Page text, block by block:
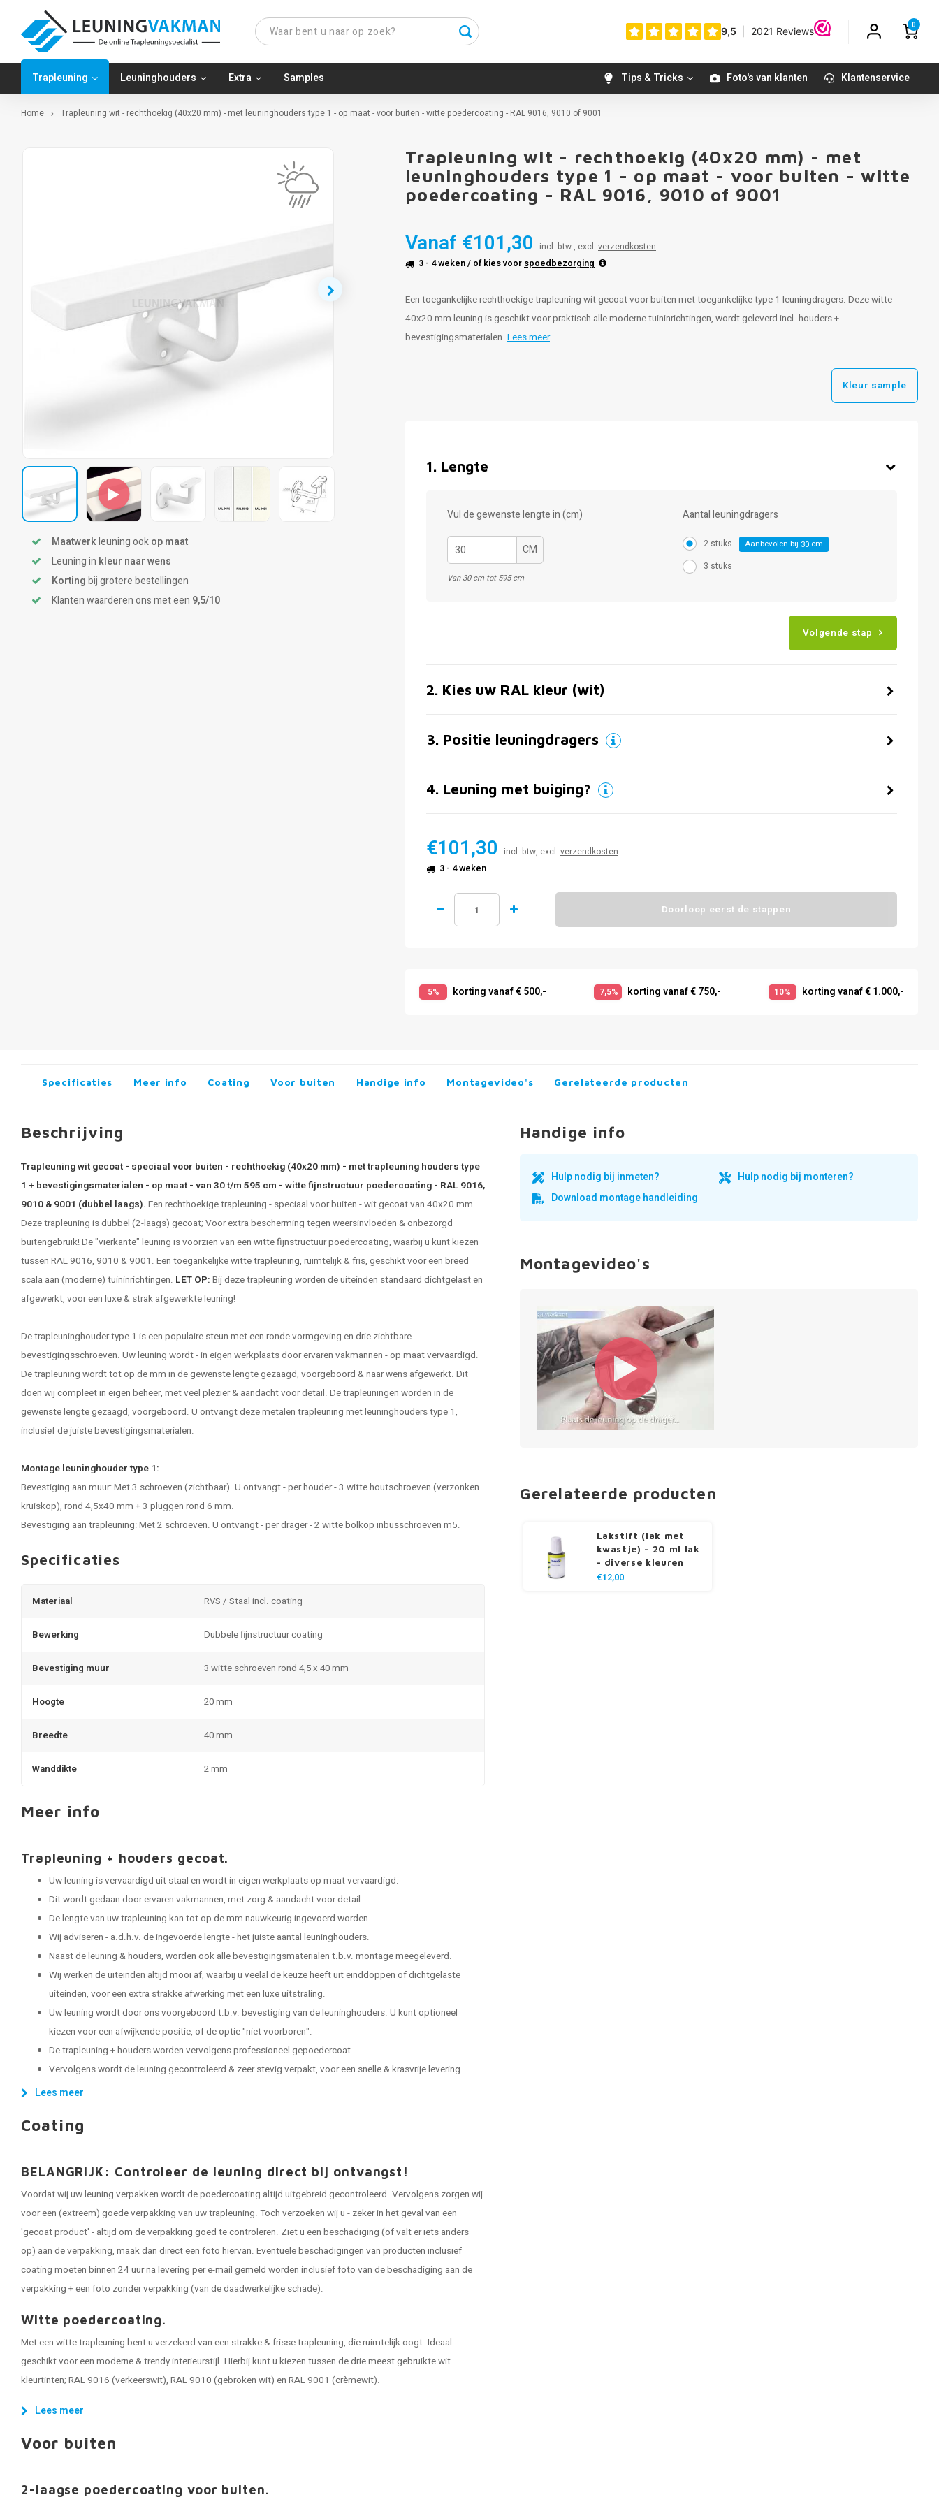
0
Trapleuning Leuninghouders Extra Samples Tips & Tricks Foto's van klanten Klantenservice
Home Trapleuning wit - rechthoekig (40x20 mm) - met leuninghouders type 1 - op maat - voor buiten - witte poedercoating - RAL 9016, 9010 of 9001
Maatwerkleuning ookop maat
Leuning in kleur naar wens
Kortingbij grotere bestellingen
Klanten waarderen ons met een 9,5/10
Trapleuning wit - rechthoekig (40x20 mm) - met
leuninghouders type 1 - op maat - voor buiten - witte
poedercoating - RAL 9016, 9010 of 9001
Vanaf €101,30 incl. btw , excl. verzendkosten
3 - 4 weken/ of kies voor spoedbezorging
Een toegankelijke rechthoekige trapleuning wit gecoat voor buiten met toegankelijke type 1 leuningdragers. Deze witte
40x20 mm leuning is geschikt voor praktisch alle moderne tuininrichtingen, wordt geleverd incl. houders +
bevestigingsmaterialen. Lees meer
Kleur sample
1. Lengte
Vul de gewenste lengte in (cm)
CM
Van 30 cm tot 595 cm
Aantal leuningdragers
2 stuks Aanbevolen bij 30 cm
3 stuks
Volgende stap
2. Kies uw RAL kleur (wit)
3. Positie leuningdragers
4. Leuning met buiging?
€101,30 incl. btw, excl. verzendkosten
3 - 4 weken
Doorloop eerst de stappen
5% korting vanaf € 500,- 7,5% korting vanaf € 750,- 10% korting vanaf € 1.000,-
Specificaties Meer info Coating Voor buiten Handige info Montagevideo's Gerelateerde producten
Beschrijving
Trapleuning wit gecoat - speciaal voor buiten - rechthoekig (40x20 mm) - met trapleuning houders type
1 + bevestigingsmaterialen - op maat - van 30 t/m 595 cm - witte fijnstructuur poedercoating - RAL 9016,
9010 & 9001 (dubbel laags). Een rechthoekige trapleuning - speciaal voor buiten - wit gecoat van 40x20 mm.
Deze trapleuning is dubbel (2-laags) gecoat; Voor extra bescherming tegen weersinvloeden & onbezorgd
buitengebruik! De "vierkante" leuning is voorzien van een witte fijnstructuur poedercoating, waarbij u kunt kiezen
tussen RAL 9016, 9010 & 9001. Een toegankelijkewitte trapleuning, ruimtelijk & fris, geschikt voor een breed
scala aan (moderne) tuininrichtingen. LET OP: Bij deze trapleuning worden de uiteinden standaard dichtgelast en
afgewerkt, voor een luxe & strak afgewerkte leuning!
De trapleuninghouder type 1 is een populaire steun met een ronde vormgeving en drie zichtbare
bevestigingsschroeven. Uw leuning wordt - in eigen werkplaats door ervaren vakmannen - op maat vervaardigd.
De trapleuning wordt tot op de mm in de gewenste lengte gezaagd, voorgeboord & naar wens afgewerkt. Dit
doen wij compleet in eigen beheer, met veel plezier & aandacht voor detail. De trapleuningen worden in de
gewenste lengte gezaagd, voorgeboord. U ontvangt deze metalen trapleuning met leuninghouders type 1,
inclusief de juiste bevestigingsmaterialen.
Montage leuninghouder type 1:
Bevestiging aan muur: Met 3 schroeven (zichtbaar). U ontvangt - per houder - 3 witte houtschroeven (verzonken
kruiskop), rond 4,5x40 mm + 3 pluggen rond 6 mm.
Bevestiging aan trapleuning: Met 2 schroeven. U ontvangt - per drager - 2 witte bolkop inbusschroeven m5.
Specificaties
Materiaal RVS / Staal incl. coating
Bewerking Dubbele fijnstructuur coating
Bevestiging muur 3 witte schroeven rond 4,5 x 40 mm
Hoogte 20 mm
Breedte 40 mm
Wanddikte 2 mm
Meer info
Trapleuning + houders gecoat.
Uw leuning is vervaardigd uit staal en wordt in eigen werkplaats op maat vervaardigd.
Dit wordt gedaan door ervaren vakmannen, met zorg & aandacht voor detail.
De lengte van uw trapleuning kan tot op de mm nauwkeurig ingevoerd worden.
Wij adviseren - a.d.h.v. de ingevoerde lengte - het juiste aantal leuninghouders.
Naast de leuning & houders, worden ook alle bevestigingsmaterialen t.b.v. montage meegeleverd.
Wij werken de uiteinden altijd mooi af, waarbij u veelal de keuze heeft uit einddoppen of dichtgelaste
uiteinden, voor een extra strakke afwerking met een luxe uitstraling.
Uw leuning wordt door ons voorgeboord t.b.v. bevestiging van de leuninghouders. U kunt optioneel
kiezen voor een afwijkende positie, of de optie "niet voorboren".
De trapleuning + houders worden vervolgens professioneel gepoedercoat.
Vervolgens wordt de leuning gecontroleerd & zeer stevig verpakt, voor een snelle & krasvrije levering.
Lees meer
Coating
BELANGRIJK: Controleer de leuning direct bij ontvangst!
Voordat wij uw leuning verpakken wordt de poedercoating altijd uitgebreid gecontroleerd. Vervolgens zorgen wij
voor een (extreem) goede verpakking van uw trapleuning. Toch verzoeken wij u - zeker in het geval van een
'gecoat product' - altijd om de verpakking goed te controleren. Ziet u een beschadiging (of valt er iets anders
op) aan de verpakking, maak dan direct een foto hiervan. Eventuele beschadigingen van producten inclusief
coating moeten binnen 24 uur na levering per e-mail gemeld worden inclusief foto van de beschadiging aan de
verpakking + een foto zonder verpakking (van de daadwerkelijke schade).
Witte poedercoating.
Met een witte trapleuning bent u verzekerd van een strakke & frisse trapleuning, die ruimtelijk oogt. Ideaal
geschikt voor een moderne & trendy interieurstijl. Hierbij kunt u kiezen tussen de drie meest gebruikte wit
kleurtinten; RAL 9016 (verkeerswit), RAL 9010 (gebroken wit) en RAL 9001 (crèmewit).
Lees meer
Voor buiten
2-laagse poedercoating voor buiten.
Handige info
Hulp nodig bij inmeten?
Hulp nodig bij monteren?
Download montage handleiding
Montagevideo's
Gerelateerde producten
Lakstift (lak met
kwastje) - 20 ml lak
- diverse kleuren
€12,00